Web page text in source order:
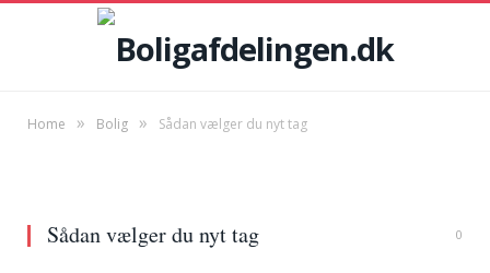
Home » Bolig » Sådan vælger du nyt tag
Sådan vælger du nyt tag 0